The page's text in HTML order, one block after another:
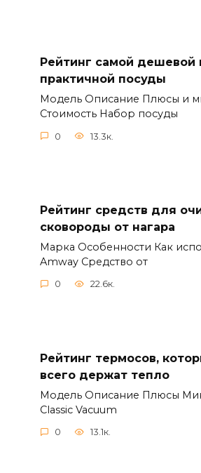
Рейтинг самой дешевой
практичной посуды
Модель Описание Плюсы и
Стоимость Набор посуды
0 13.3к.
Рейтинг средств для
сковороды от нагара
Марка Особенности Как
Amway Средство от
0 22.6к.
Рейтинг термосов,
всего держат тепло
Модель Описание Плюсы
Classic Vacuum
0 13.1к.